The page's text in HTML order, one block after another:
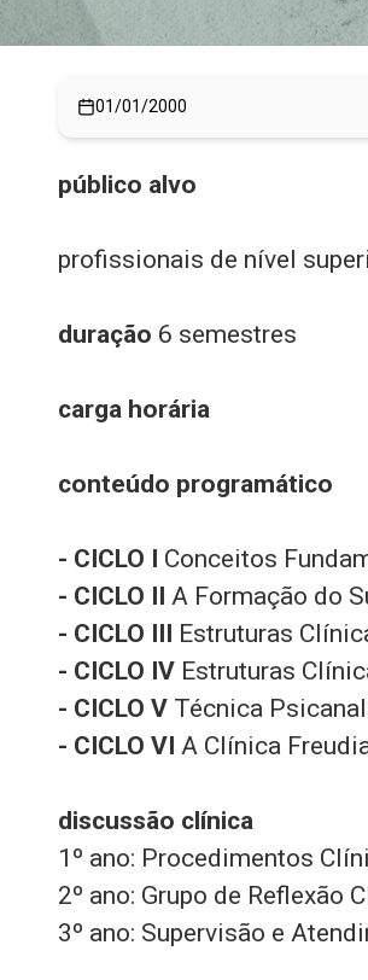
01/01/2000
público alvo
profissionais de nível
duração 6 semestres
carga horária
conteúdo programático
- CICLO I Conceitos
- CICLO II A Formação do
- CICLO III Estruturas
- CICLO IV Estruturas
- CICLO V Técnica
- CICLO VI A Clínica
discussão clínica
1º ano: Procedimentos
2º ano: Grupo de Reflexão
3º ano: Supervisão e